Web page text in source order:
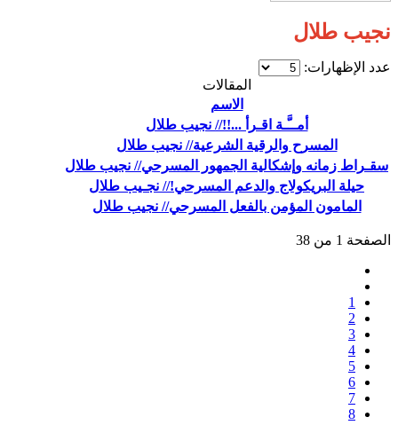
نجيب طلال
عدد الإظهارات:
المقالات
الاسم
أمــَّـة اقـرأ ...!!// نجيب طلال
المسرح والرقية الشرعية// نجيب طلال
سقـراط زمانه وإشكالية الجمهور المسرحي// نجيب طلال
حيلة البريكولاج والدعم المسرحي!// نجـيب طلال
المامون المؤمن بالفعل المسرحي// نجيب طلال
الصفحة 1 من 38
1
2
3
4
5
6
7
8